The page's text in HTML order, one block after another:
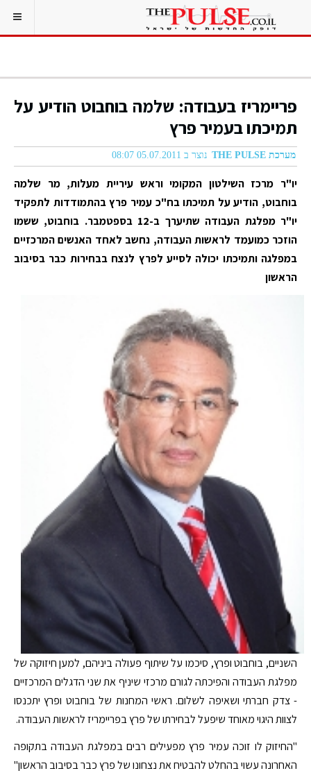
פריימריז בעבודה: שלמה בוחבוט הודיע על
תמיכתו בעמיר פרץ
מערכת THE PULSE נוצר ב 05.07.2011 08:07
יו"ר מרכז השילטון המקומי וראש עיריית מעלות, מר שלמה
בוחבוט, הודיע על תמיכתו בח"כ עמיר פרץ בהתמודדות לתפקיד
יו"ר מפלגת העבודה שתיערך ב-12 בספטמבר. בוחבוט, ששמו
הוזכר כמועמד לראשות העבודה, נחשב לאחד האנשים המרכזיים
במפלגה ותמיכתו יכולה לסייע לפרץ לנצח בבחירות כבר בסיבוב
הראשון
השניים, בוחבוט ופרץ, סיכמו על שיתוף פעולה ביניהם, למען חיזוקה של
מפלגת העבודה והפיכתה לגורם מרכזי שיניף את שני הדגלים המרכזיים
- צדק חברתי ושאיפה לשלום. ראשי המחנות של בוחבוט ופרץ יתכנסו
לצוות היגוי מאוחד שיפעל לבחירתו של פרץ בפריימריז לראשות העבודה.
"החיזוק לו זוכה עמיר פרץ מפעילים רבים במפלגת העבודה בתקופה
האחרונה עשוי בהחלט להבטיח את נצחונו של פרץ כבר בסיבוב הראשון"